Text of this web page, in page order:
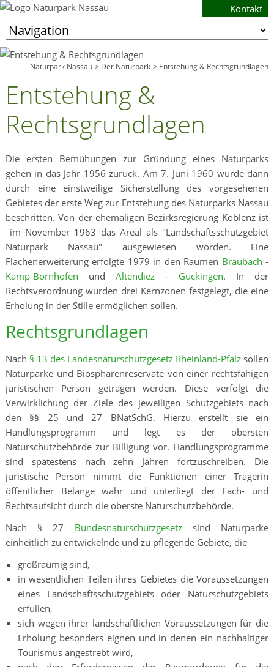
Kontakt
Zielseite
Naturpark Nassau Der Naturpark Entstehung & Rechtsgrundlagen
Entstehung &
Rechtsgrundlagen
Die ersten Bemühungen zur Gründung eines Naturparks
gehen in das Jahr 1956 zurück. Am 7. Juni 1960 wurde dann
durch eine einstweilige Sicherstellung des vorgesehenen
Gebietes der erste Weg zur Entstehung des Naturparks Nassau
beschritten. Von der ehemaligen Bezirksregierung Koblenz ist
im November 1963 das Areal als "Landschaftsschutzgebiet
Naturpark Nassau" ausgewiesen worden. Eine
Flächenerweiterung erfolgte 1979 in den Räumen Braubach-
Kamp-Bornhofen und Altendiez- Gückingen. In der
Rechtsverordnung wurden drei Kernzonen festgelegt, die eine
Erholung in der Stille ermöglichen sollen.
Rechtsgrundlagen
Nach § 13 des Landesnaturschutzgesetz Rheinland-Pfalz sollen
Naturparke und Biosphärenreservate von einer rechtsfähigen
juristischen Person getragen werden. Diese verfolgt die
Verwirklichung der Ziele des jeweiligen Schutzgebiets nach
den §§ 25 und 27 BNatSchG. Hierzu erstellt sie ein
Handlungsprogramm und legt es der obersten
Naturschutzbehörde zur Billigung vor. Handlungsprogramme
sind spätestens nach zehn Jahren fortzuschreiben. Die
juristische Person nimmt die Funktionen einer Trägerin
öffentlicher Belange wahr und unterliegt der Fach- und
Rechtsaufsicht durch die oberste Naturschutzbehörde.
Nach § 27 Bundesnaturschutzgesetz sind Naturparke
einheitlich zu entwickelnde und zu pflegende Gebiete, die
großräumig sind,
in wesentlichen Teilen ihres Gebietes die Voraussetzungen
eines Landschaftsschutzgebiets oder Naturschutzgebiets
erfüllen,
sich wegen ihrer landschaftlichen Voraussetzungen für die
Erholung besonders eignen und in denen ein nachhaltiger
Tourismus angestrebt wird,